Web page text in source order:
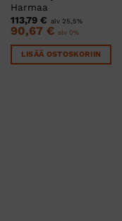
Harmaa
113,79 € alv 25,5%
90,67 € alv 0%
LISÄÄ OSTOSKORIIN